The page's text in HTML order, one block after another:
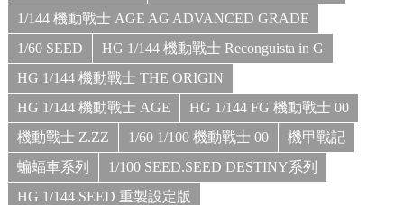
1/144 機動戰士 AGE AG ADVANCED GRADE
1/60 SEED
HG 1/144 機動戰士 Reconguista in G
HG 1/144 機動戰士 THE ORIGIN
HG 1/144 機動戰士 AGE
HG 1/144 FG 機動戰士 00
機動戰士 Z.ZZ
1/60 1/100 機動戰士 00
機甲戰記
蝙蝠車系列
1/100 SEED.SEED DESTINY系列
HG 1/144 SEED 重製設定版